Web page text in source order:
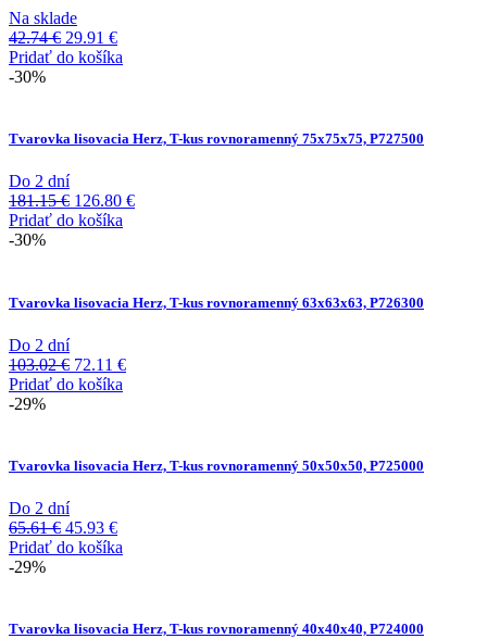
Na sklade
42.74€ Pôvodná
cena
29.91 €Aktuálna
cena
Pridať do košíka
-30%
Tvarovka lisovacia Herz, T-kus rovnoramenný 75x75x75, P727500
Do 2 dní
181.15€ Pôvodná
cena
126.80 €Aktuálna
Pridať do košíka
-30%
Tvarovka lisovacia Herz, T-kus rovnoramenný 63x63x63, P726300
Do 2 dní
103.02€ Pôvodná
cena
72.11 €Aktuálna
Pridať do košíka
-29%
Tvarovka lisovacia Herz, T-kus rovnoramenný 50x50x50, P725000
Do 2 dní
65.61€ Pôvodná
cena
45.93 €Aktuálna
cena
Pridať do košíka
-29%
Tvarovka lisovacia Herz, T-kus rovnoramenný 40x40x40, P724000